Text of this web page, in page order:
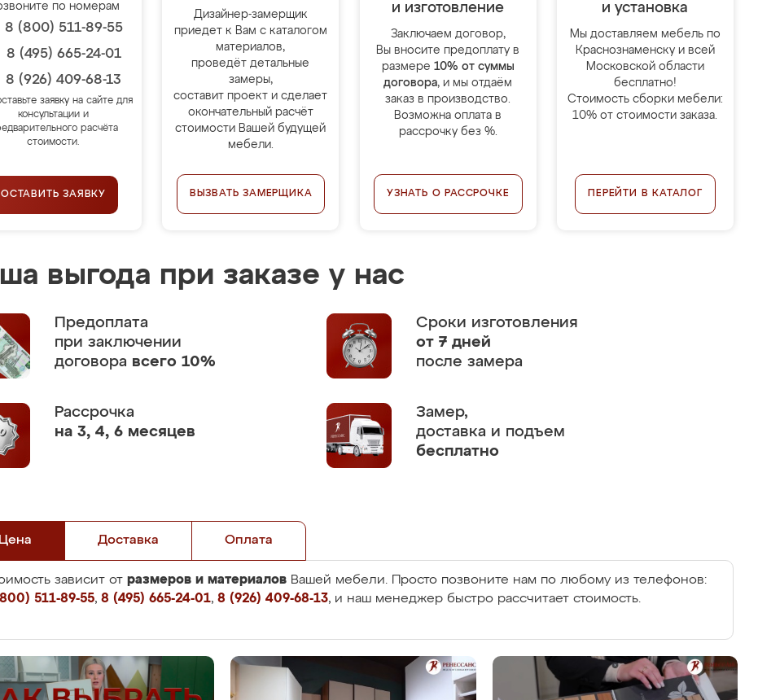
по номерам
8 (800) 511-89-55
8 (495) 665-24-01
8 (926) 409-68-13
заявку на сайте для
консультации и
расчёта
стоимости.
ОСТАВИТЬ ЗАЯВКУ
Дизайнер-замерщик
приедет к Вам с каталогом
материалов,
проведёт детальные
замеры,
составит проект и сделает
окончательный расчёт
стоимости Вашей будущей
мебели.
ВЫЗВАТЬ ЗАМЕРЩИКА
и изготовление
Заключаем договор,
Вы вносите предоплату в
размере 10% от суммы
договора, и мы отдаём
заказ в производство.
Возможна оплата в
рассрочку без %.
УЗНАТЬ О РАССРОЧКЕ
и установка
Мы доставляем мебель по
Краснознаменску и всей
Московской области
бесплатно!
Стоимость сборки мебели:
10% от стоимости заказа.
ПЕРЕЙТИ В КАТАЛОГ
выгода при заказе у нас
Предоплата
при заключении
договора всего 10%
Сроки изготовления
от 7 дней
после замера
Рассрочка
на 3, 4, 6 месяцев
Замер,
доставка и подъем
бесплатно
Цена Доставка Оплата
зависит от размеров и материалов Вашей мебели. Просто позвоните нам по любому из телефонов:
511-89-55, 8 (495) 665-24-01, 8 (926) 409-68-13, и наш менеджер быстро рассчитает стоимость.